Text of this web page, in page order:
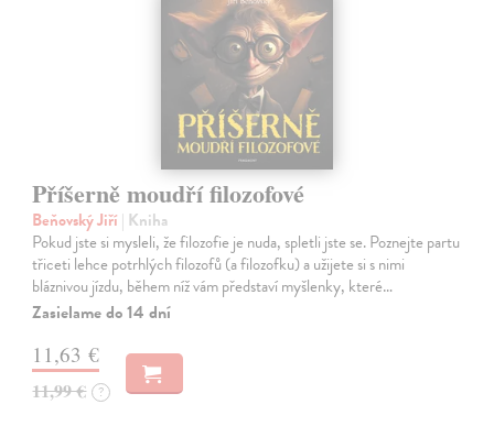
Příšerně moudří filozofové
Beňovský Jiří | Kniha
Pokud jste si mysleli, že filozofie je nuda, spletli jste se. Poznejte partu
třiceti lehce potrhlých filozofů (a filozofku) a užijete si s nimi
bláznivou jízdu, během níž vám představí myšlenky, které…
Zasielame do 14 dní
11,63 €
11,99 € ?